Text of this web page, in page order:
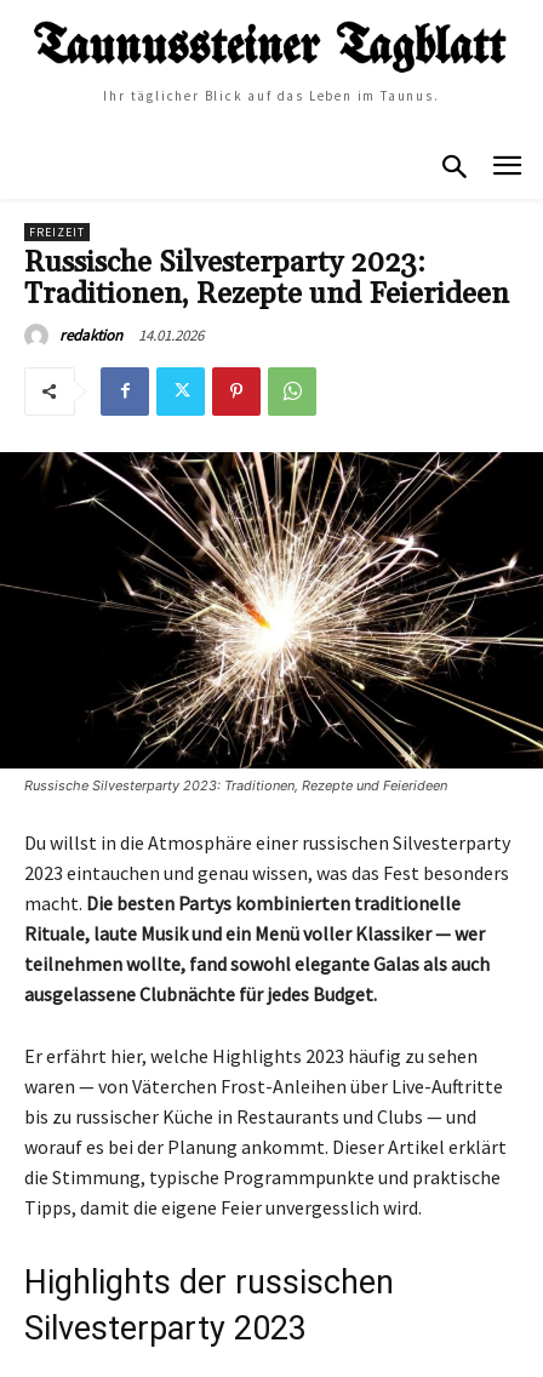
Ihr täglicher Blick auf das Leben im Taunus.
FREIZEIT
Russische Silvesterparty 2023:
Traditionen, Rezepte und Feierideen
redaktion 14.01.2026
Russische Silvesterparty 2023: Traditionen, Rezepte und Feierideen
Du willst in die Atmosphäre einer russischen Silvesterparty
2023 eintauchen und genau wissen, was das Fest besonders
macht. Die besten Partys kombinierten traditionelle
Rituale, laute Musik und ein Menü voller Klassiker — wer
teilnehmen wollte, fand sowohl elegante Galas als auch
ausgelassene Clubnächte für jedes Budget.
Er erfährt hier, welche Highlights 2023 häufig zu sehen
waren — von Väterchen Frost-Anleihen über Live-Auftritte
bis zu russischer Küche in Restaurants und Clubs — und
worauf es bei der Planung ankommt. Dieser Artikel erklärt
die Stimmung, typische Programmpunkte und praktische
Tipps, damit die eigene Feier unvergesslich wird.
Highlights der russischen
Silvesterparty 2023